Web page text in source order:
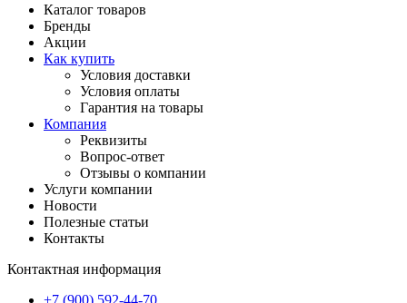
Каталог товаров
Бренды
Акции
Как купить
Условия доставки
Условия оплаты
Гарантия на товары
Компания
Реквизиты
Вопрос-ответ
Отзывы о компании
Услуги компании
Новости
Полезные статьи
Контакты
Контактная информация
+7 (900) 592-44-70